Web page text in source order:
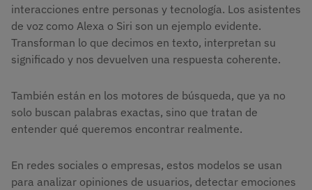
interacciones entre personas y tecnología. Los asistentes
de voz como Alexa o Siri son un ejemplo evidente.
Transforman lo que decimos en texto, interpretan su
significado y nos devuelven una respuesta coherente.
También están en los motores de búsqueda, que ya no
solo buscan palabras exactas, sino que tratan de
entender qué queremos encontrar realmente.
En redes sociales o empresas, estos modelos se usan
para analizar opiniones de usuarios, detectar emociones